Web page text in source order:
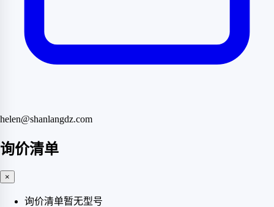
helen@shanlangdz.com
询价清单
×
询价清单暂无型号